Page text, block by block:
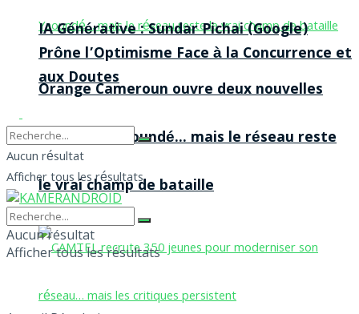
Orange Cameroun ouvre deux nouvelles
agences à Yaoundé… mais le réseau reste
le vrai champ de bataille
IA Générative : Sundar Pichai (Google)
Prône l’Optimisme Face à la Concurrence et
aux Doutes
Aucun résultat
Afficher tous les résultats
Aucun résultat
Afficher tous les résultats